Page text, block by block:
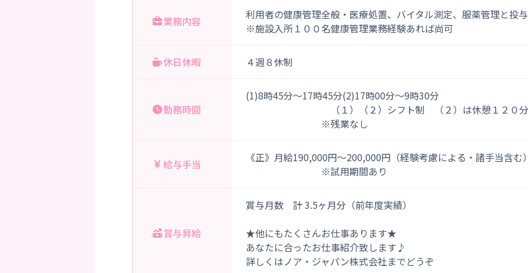
業務内容
利用者の健康管理全般・医療処置、バイタル測定、服薬管理と投
※施設入所１００名健康管理業務経験あれば尚可
休日休暇 ４週８休制
勤務時間
(1)8時45分～17時45分(2)17時00分～9時30分
（１）（２）シフト制 （２）は休憩１２０分
※残業なし
給与手当
《正》月給190,000円～200,000円（経験考慮による・諸手当含む
※試用期間あり
賞与昇給
賞与月数 計 3.5ヶ月分（前年度実績）
★他にもたくさんお仕事あります★
あなたに合ったお仕事紹介致します♪
詳しくはノア・ジャパン株式会社までどうぞ